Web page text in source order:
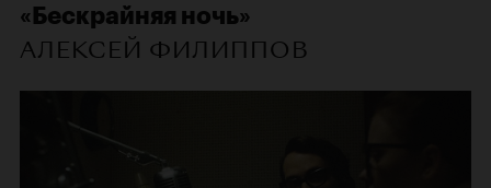
«Бескрайняя ночь»
АЛЕКСЕЙ ФИЛИППОВ